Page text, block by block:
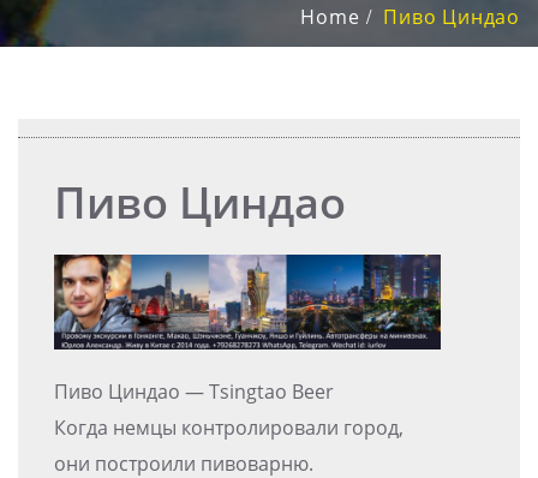
Home Пиво Циндао
Пиво Циндао
Пиво Циндао — Tsingtao Beer
Когда немцы контролировали город,
они построили пивоварню.